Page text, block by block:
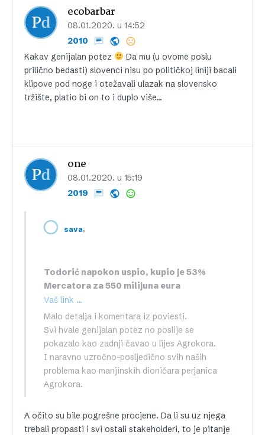
ecobarbar
08.01.2020. u 14:52
2010
Kakav genijalan potez
Da mu (u ovome poslu
prilično bedasti) slovenci nisu po političkoj liniji bacali
klipove pod noge i otežavali ulazak na slovensko
tržište, platio bi on to i duplo više…
one
08.01.2020. u 15:19
2019
sava,
Todorić napokon uspio, kupio je 53%
Mercatora za 550 milijuna eura
Vaš link …
Malo detalja i komentara iz poviesti.
Svi hvale genijalan potez no poslije se
pokazalo kao zadnji čavao u lijes Agrokora.
I naravno uzročno-posljedično svih naših
problema kao manjinskih dioničara perjanica
Agrokora.
A očito su bile pogrešne procjene. Da li su uz njega
trebali propasti i svi ostali stakeholderi, to je pitanje